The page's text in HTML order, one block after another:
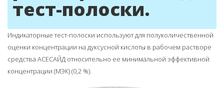
тест-полоски.
Индикаторные тест-полоски используют для полуколичественной
оценки концентрации на дуксусной кислоты в рабочем растворе
средства АСЕСАЙД относительно ее минимальной эффективной
концентрации (МЭК) (0,2 %).